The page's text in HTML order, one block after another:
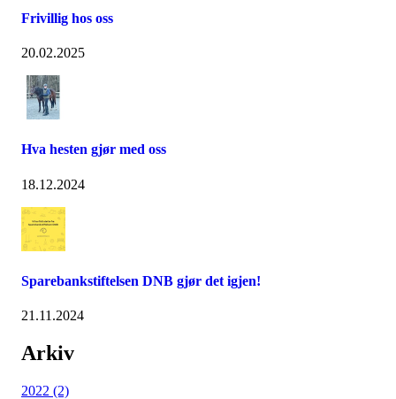
Frivillig hos oss
20.02.2025
Hva hesten gjør med oss
18.12.2024
Sparebankstiftelsen DNB gjør det igjen!
21.11.2024
Arkiv
2022 (2)